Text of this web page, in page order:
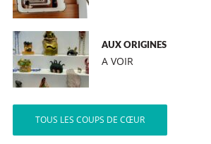
AUX ORIGINES
A VOIR
TOUS LES COUPS DE CŒUR